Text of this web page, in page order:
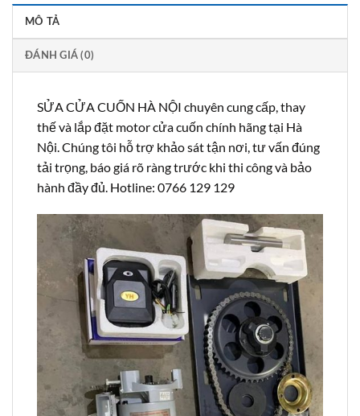
MÔ TẢ
ĐÁNH GIÁ (0)
SỬA CỬA CUỐN HÀ NỘI chuyên cung cấp, thay
thế và lắp đặt motor cửa cuốn chính hãng tại Hà
Nội. Chúng tôi hỗ trợ khảo sát tận nơi, tư vấn đúng
tải trọng, báo giá rõ ràng trước khi thi công và bảo
hành đầy đủ. Hotline: 0766 129 129